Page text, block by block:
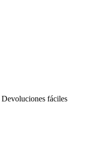
Devoluciones fáciles